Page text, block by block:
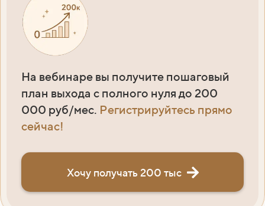
На вебинаре вы получите пошаговый
план выхода с полного нуля до 200
000 руб/мес. Регистрируйтесь прямо
сейчас!
Хочу получать 200 тыс